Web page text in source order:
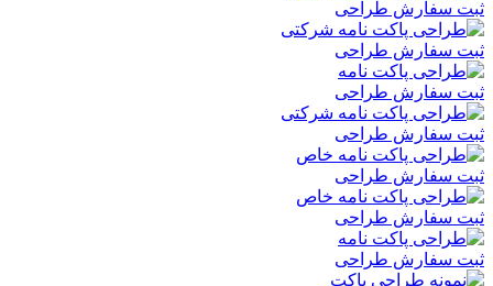
ثبت سفارش طراحی
ثبت سفارش طراحی
ثبت سفارش طراحی
ثبت سفارش طراحی
ثبت سفارش طراحی
ثبت سفارش طراحی
ثبت سفارش طراحی